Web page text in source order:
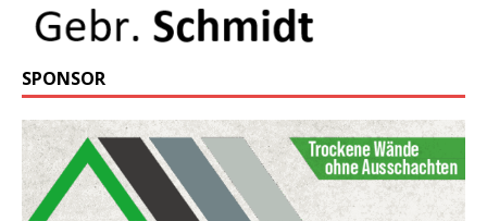
SPONSOR